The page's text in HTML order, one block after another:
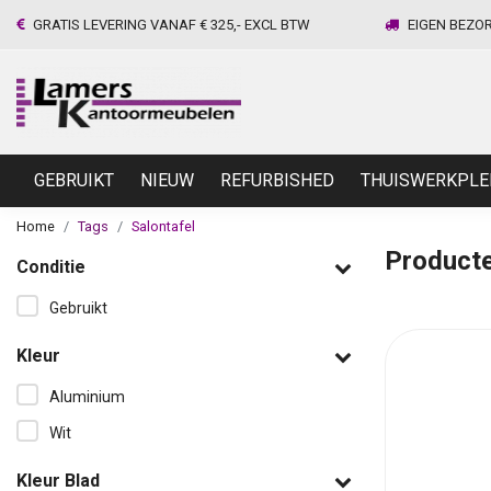
GRATIS LEVERING VANAF € 325,- EXCL BTW EIGEN
GEBRUIKT NIEUW REFURBISHED
Home Tags Salontafel
Conditie
Gebruikt
Kleur
Aluminium
Wit
Kleur Blad